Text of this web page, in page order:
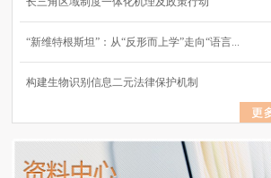
“新维特根斯坦”：从“反形而上学”走向“语言...
构建生物识别信息二元法律保护机制